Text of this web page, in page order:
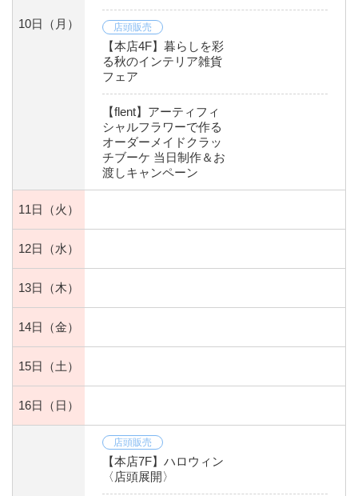
10日 （月） 店頭販売
【本店4F】暮らしを彩
る秋のインテリア雑貨
フェア
【flent】アーティフィ
シャルフラワーで作る
オーダーメイドクラッ
チブーケ 当日制作＆お
渡しキャンペーン
11日 （火）
12日 （水）
13日 （木）
14日 （金）
15日 （土）
16日 （日）
店頭販売
【本店7F】ハロウィン
〈店頭展開〉